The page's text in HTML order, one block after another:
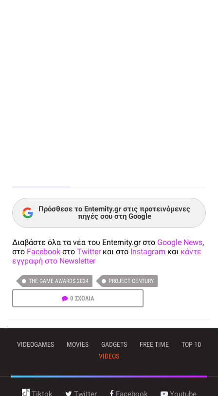
Πρόσθεσε το Enternity.gr στις προτεινόμενες
πηγές σου στη Google
Διαβάστε όλα τα νέα του Enternity.gr στο Google News,
στο Facebook στο Twitterκαι στο Instagram και κάντε
εγγραφή στο Newsletter
THE GAME AWARDS 2024 PROJECT CENTURY
0 ΣΧΟΛΙΑ
VIDEOGAMES MOVIES GADGETS FREE TIME
TOP 10
VIDEOS
Tiktok Twitter Facebook Youtube